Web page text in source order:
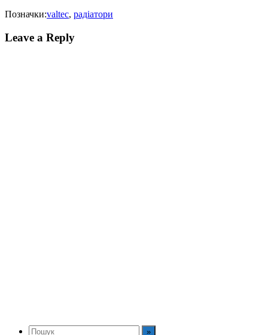
Позначки:valtec, радіатори
Leave a Reply